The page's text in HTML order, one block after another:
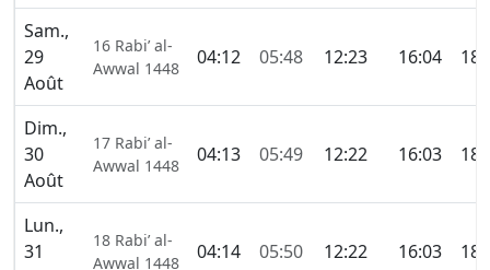
Sam.,
29
Août
16 Rabi’ al-
Awwal 1448
04:12 05:48 12:23 16:04
Dim.,
30
Août
17 Rabi’ al-
Awwal 1448
04:13 05:49 12:22 16:03
Lun.,
31
18 Rabi’ al-
Awwal 1448
04:14 05:50 12:22 16:03